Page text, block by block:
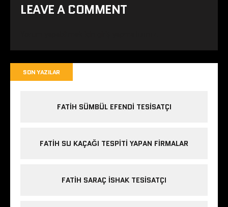
LEAVE A COMMENT
SON YAZILAR
FATIH SÜMBÜL EFENDI TESISATÇI
FATIH SU KAÇAĞI TESPITI YAPAN FIRMALAR
FATIH SARAÇ ISHAK TESISATÇI